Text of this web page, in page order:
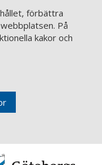
förbättra
På
kakor och